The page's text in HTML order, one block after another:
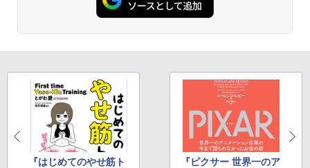
『はじめてのやせ筋ト
『ピクサー 世界一のア